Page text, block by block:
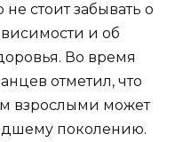
стоит забывать о
и об
Во время
отметил, что
взрослыми может
поколению.